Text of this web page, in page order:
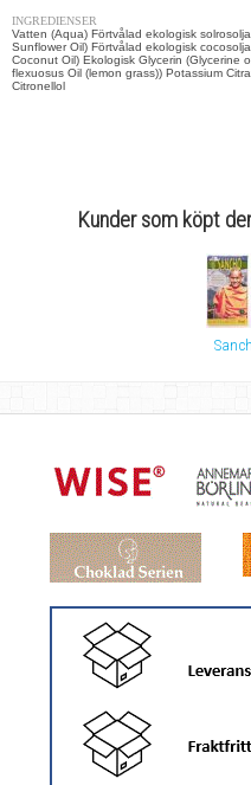
INGREDIENSER
Vatten (Aqua) Förtvålad ekologisk
Sunflower Oil) Förtvålad ekologisk
Coconut Oil) Ekologisk Glycerin (Glycerine
flexuosus Oil (lemon grass)) Potassium
Citronellol
Kunder som köpt